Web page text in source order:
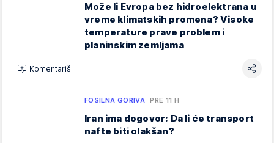
Može li Evropa bez hidroelektrana u
vreme klimatskih promena? Visoke
temperature prave problem i
planinskim zemljama
Komentariši
FOSILNA GORIVA PRE 11 H
Iran ima dogovor: Da li će transport
nafte biti olakšan?